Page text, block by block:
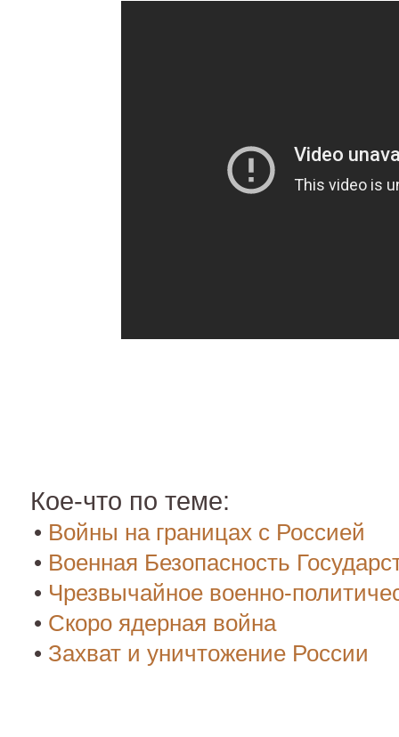
Кое-что по теме:
• Войны на границах с Россией
• Военная Безопасность
• Чрезвычайное военно-
• Скоро ядерная война
• Захват и уничтожение России